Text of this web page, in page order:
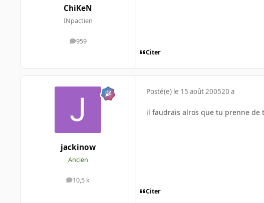
ChiKeN
INpactien
959
messages
Citer
jackinow
Ancien
10,5 k
messages
Posté(e) le 15 août 200520 a
il faudrais alros que tu prenne de
Citer